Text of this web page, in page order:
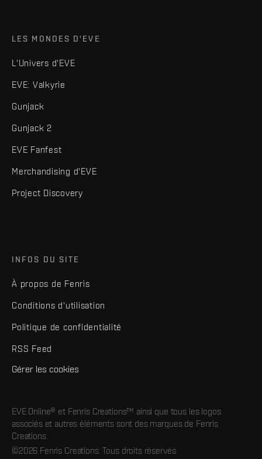
LES MONDES D'EVE
L'Univers d'EVE
EVE: Valkyrie
Gunjack
Gunjack 2
EVE Fanfest
Merchandising d'EVE
Project Discovery
INFOS DU SITE
À propos de Fenris
Conditions d'utilisation
Politique de confidentialité
RSS Feed
Gérer les cookies
EVE Online® et Fenris Creations™ ainsi que tous les logos
associés et autres éléments sont des marques de Fenris
Creations.
©2026 Fenris Creations. Tous droits réservés.